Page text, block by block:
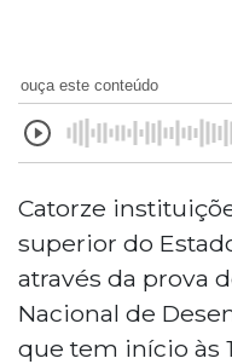
ouça este conteúdo
Catorze
superior do
através da prova
Nacional de
que tem início às